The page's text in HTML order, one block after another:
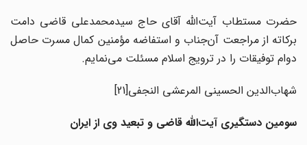
حضرت مستطاب آیت‌الله آقای حاج سیدمحمدعلی قاضی دامت
برکاته از مراجعت آن‌جناب و استفاضه مؤمنین کمال مسرت حاصل
دوام توفیقات را در ترویج اسلام مسئلت می‌نمایم.
شهاب‌الدین الحسینی المرعشی النجفی[21]
سومین دستگیری آیت‌الله قاضی و تبعید وی از ایران